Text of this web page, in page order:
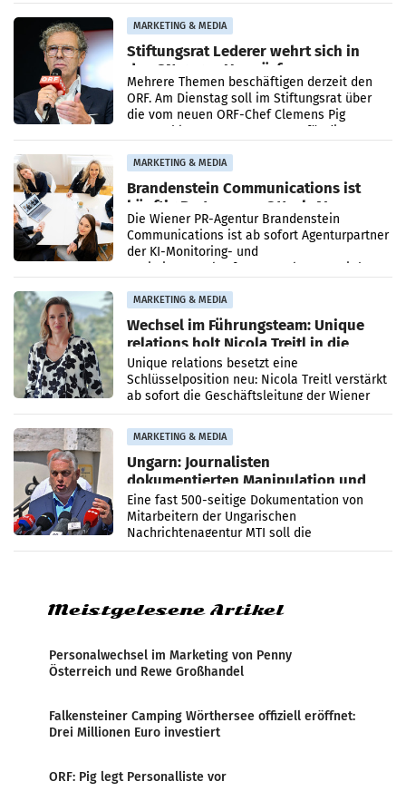
verdoppelte (+102
MARKETING & MEDIA
Stiftungsrat Lederer wehrt sich in
den SN gegen Vorwürfe
Mehrere Themen beschäftigen derzeit den
ORF. Am Dienstag soll im Stiftungsrat über
die vom neuen ORF-Chef Clemens Pig
vorgeschlagenen Besetzungen für die
MARKETING & MEDIA
Brandenstein Communications ist
künftig Partner von OtterlyAI
Die Wiener PR-Agentur Brandenstein
Communications ist ab sofort Agenturpartner
der KI-Monitoring- und
Optimierungsplattform OtterlyAI. Damit baut
MARKETING & MEDIA
Wechsel im Führungsteam: Unique
relations holt Nicola Treitl in die
Geschäftsleitung
Unique relations besetzt eine
Schlüsselposition neu: Nicola Treitl verstärkt
ab sofort die Geschäftsleitung der Wiener
PR-Agentur an der Seite von Josef Kalina und
Anna Kalina-Mahr.
MARKETING & MEDIA
Ungarn: Journalisten
dokumentierten Manipulation und
Zensur
Eine fast 500-seitige Dokumentation von
Mitarbeitern der Ungarischen
Nachrichtenagentur MTI soll die
systematische Nachrichten-Manipulation und
Meistgelesene Artikel
Personalwechsel im Marketing von Penny
Österreich und Rewe Großhandel
Falkensteiner Camping Wörthersee offiziell eröffnet:
Drei Millionen Euro investiert
ORF: Pig legt Personalliste vor